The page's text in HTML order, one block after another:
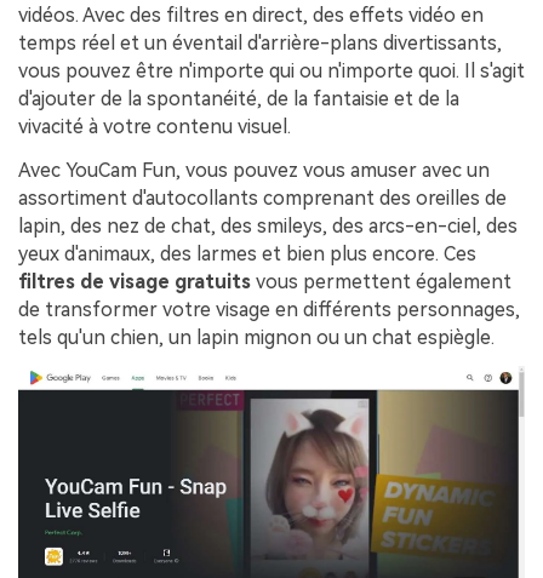
vidéos. Avec des filtres en direct, des effets vidéo en
temps réel et un éventail d'arrière-plans divertissants,
vous pouvez être n'importe qui ou n'importe quoi. Il s'agit
d'ajouter de la spontanéité, de la fantaisie et de la
vivacité à votre contenu visuel.
Avec YouCam Fun, vous pouvez vous amuser avec un
assortiment d'autocollants comprenant des oreilles de
lapin, des nez de chat, des smileys, des arcs-en-ciel, des
yeux d'animaux, des larmes et bien plus encore. Ces
filtres de visage gratuits vous permettent également
de transformer votre visage en différents personnages,
tels qu'un chien, un lapin mignon ou un chat espiègle.